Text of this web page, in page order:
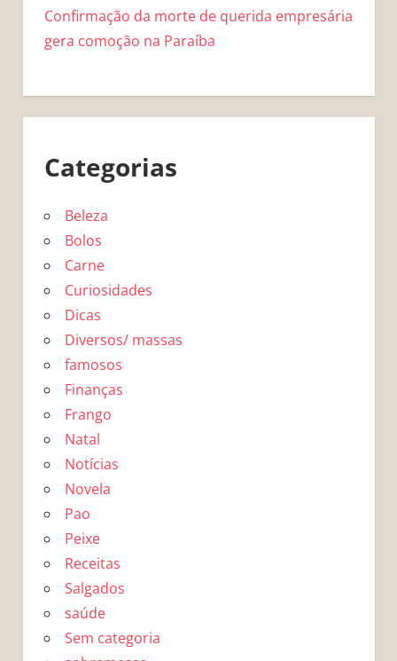
Confirmação da morte de querida empresária
gera comoção na Paraíba
Categorias
Beleza
Bolos
Carne
Curiosidades
Dicas
Diversos/ massas
famosos
Finanças
Frango
Natal
Notícias
Novela
Pao
Peixe
Receitas
Salgados
saúde
Sem categoria